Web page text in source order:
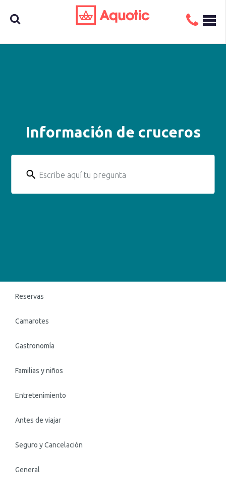
Información de cruceros
Escribe aquí tu pregunta
Reservas
Camarotes
Gastronomía
Familias y niños
Entretenimiento
Antes de viajar
Seguro y Cancelación
General